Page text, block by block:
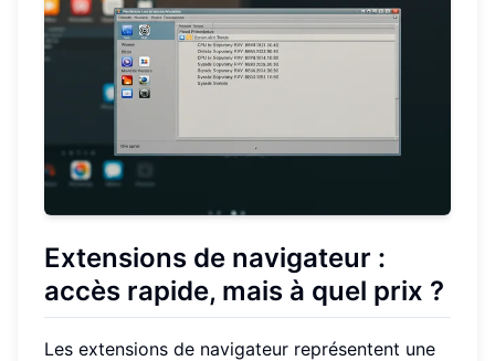
Extensions de navigateur :
accès rapide, mais à quel prix ?
Les extensions de navigateur représentent une